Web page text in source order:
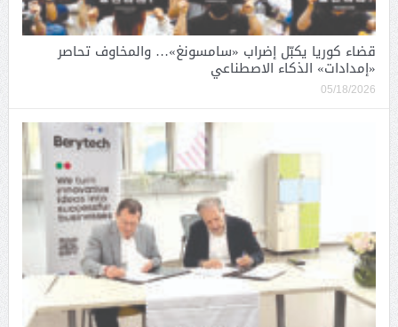
قضاء كوريا يكبّل إضراب «سامسونغ»… والمخاوف تحاصر
«إمدادات» الذكاء الاصطناعي
05/18/2026